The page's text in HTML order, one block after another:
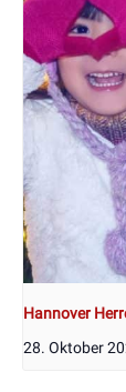
Hannover
28. Oktober